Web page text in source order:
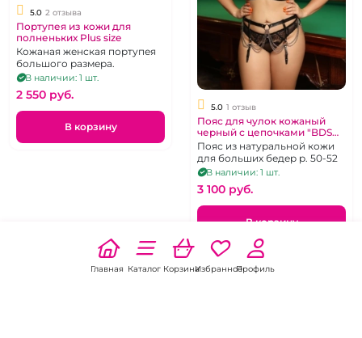
5.0 2 отзыва
Портупея из кожи для
полненьких Plus size
Кожаная женская портупея
большого размера.
В наличии: 1 шт.
2 550 pуб.
В корзину
5.0 1 отзыв
Пояс для чулок кожаный
черный с цепочками "BDSM
Arsenal"
Пояс из натуральной кожи
для больших бедер р. 50-52
В наличии: 1 шт.
3 100 pуб.
В корзину
Главная Каталог КорзинаИзбранноеПрофиль